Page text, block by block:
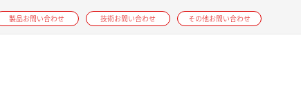
製品お問い合わせ 技術お問い合わせ その他お問い合わせ